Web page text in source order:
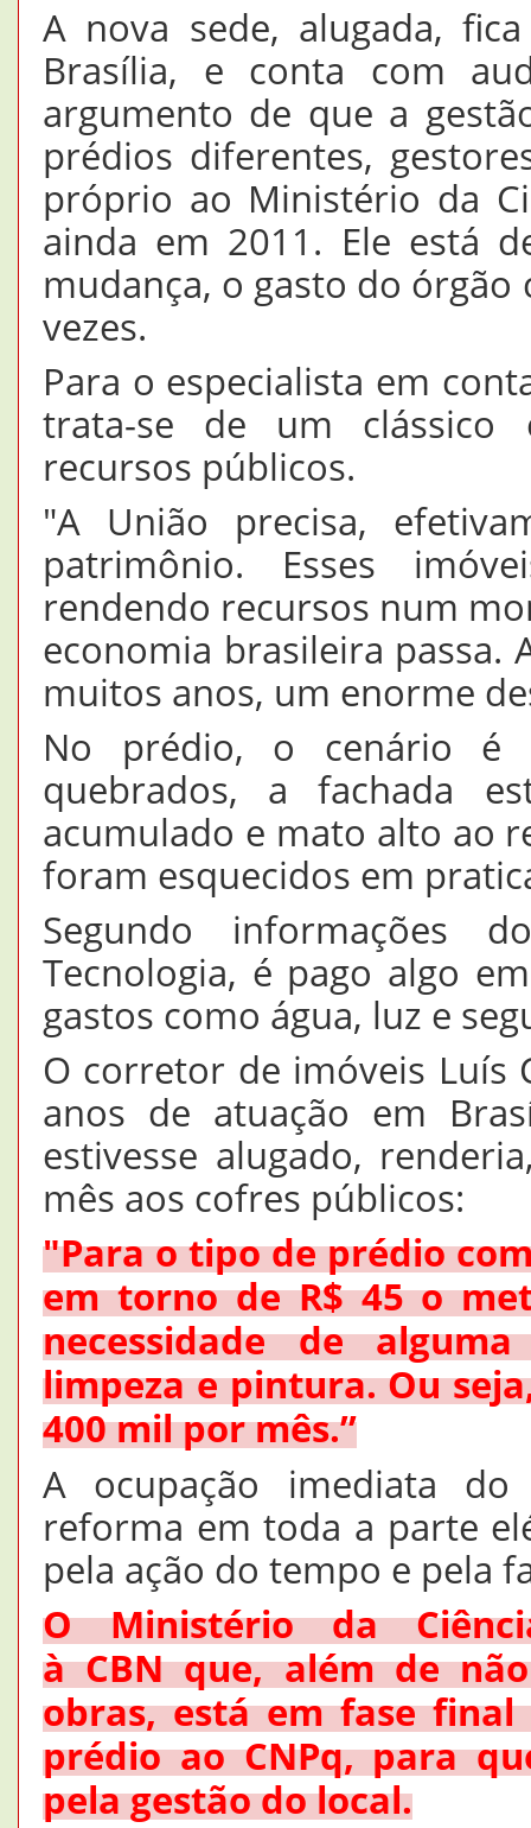
A nova sede, alugada,
Brasília, e conta com
argumento de que a
prédios diferentes,
próprio ao Ministério da
ainda em 2011. Ele está
mudança, o gasto do
vezes.
Para o especialista em
trata-se de um clássico
recursos públicos.
"A União precisa,
patrimônio. Esses
rendendo recursos num
economia brasileira passa.
muitos anos, um enorme
No prédio, o cenário é
quebrados, a fachada
acumulado e mato alto ao
foram esquecidos em
Segundo informações
Tecnologia, é pago algo
gastos como água, luz e
O corretor de imóveis Luís
anos de atuação em
estivesse alugado,
mês aos cofres públicos:
"Para o tipo de prédio
em torno de R$ 45 o
necessidade de
limpeza e pintura. Ou
400 mil por mês.”
A ocupação imediata
reforma em toda a parte
pela ação do tempo e pela
O Ministério da
àCBNque, além de
obras, está em fase
prédio ao CNPq, para
pela gestão do local.